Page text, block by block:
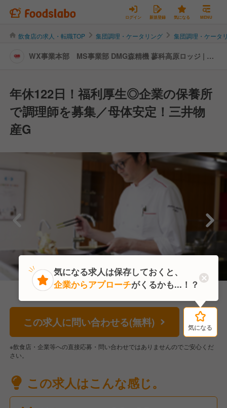
ログイン 新規登録 気になる MENU
飲食店の求人・転職TOP 集団調理・ケータリング 集団調理・ケータ
WX事業本部 MS事業部 DMG森精機 蓼科高原ロッジ | キ
年休122日！福利厚生◎企業の保養所
で調理師を募集／母体安定！三井物
産G
この求人に問い合わせる(無料) 気になる
※飲食店・企業等への直接応募・問い合わせではありませんのでご安心くだ
さい。
この求人はこんな感じ。
気になる
気になる求人は保存しておくと、
企業からアプローチがくるかも...！？